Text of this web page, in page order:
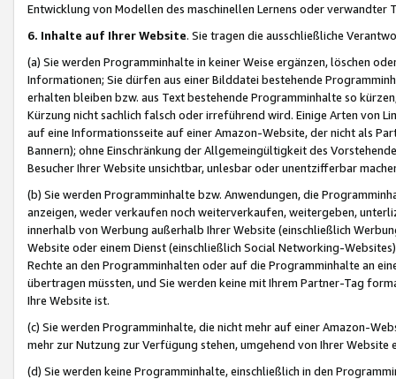
Entwicklung von Modellen des maschinellen Lernens oder
6. Inhalte auf Ihrer Website. Sie tragen die ausschließliche
(a) Sie werden Programminhalte in keiner Weise ergänzen, löschen
Informationen; Sie dürfen aus einer Bilddatei bestehende
erhalten bleiben bzw. aus Text bestehende Programminhalte so
Kürzung nicht sachlich falsch oder irreführend wird. Einige Arten von
auf eine Informationsseite auf einer Amazon-Website, der nicht als
Bannern); ohne Einschränkung der Allgemeingültigkeit des
Besucher Ihrer Website unsichtbar, unlesbar oder unentzifferbar
(b) Sie werden Programminhalte bzw. Anwendungen, die
anzeigen, weder verkaufen noch weiterverkaufen, weitergeben,
innerhalb von Werbung außerhalb Ihrer Website (einschließlich
Website oder einem Dienst (einschließlich Social Networking-
Rechte an den Programminhalten oder auf die Programminhalte an
übertragen müssten, und Sie werden keine mit Ihrem Partner-Tag
Ihre Website ist.
(c) Sie werden Programminhalte, die nicht mehr auf einer Amazon-
mehr zur Nutzung zur Verfügung stehen, umgehend von Ihrer
(d) Sie werden keine Programminhalte, einschließlich in den